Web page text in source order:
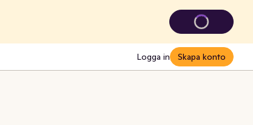
Logga in Skapa konto